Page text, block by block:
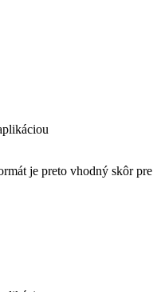
je preto vhodný skôr pre